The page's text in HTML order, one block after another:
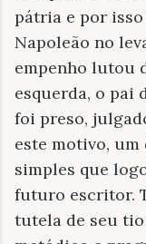
pátria e por
Napoleão no
empenho lutou
esquerda, o pai
foi preso,
este motivo,
simples que
futuro escritor.
tutela de seu tio